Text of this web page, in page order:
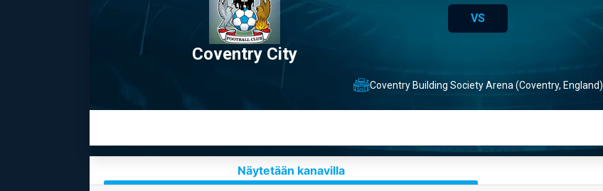
Coventry City
VS
Coventry Building Society Arena (Coventry, England)
Näytetään kanavilla